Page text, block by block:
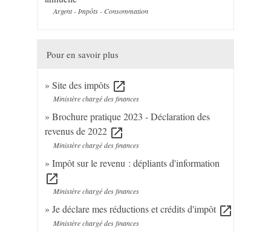
Argent - Impôts - Consommation
Pour en savoir plus
Site des impôts open_in_new
Ministère chargé des finances
Brochure pratique 2023 - Déclaration des
revenus de 2022 open_in_new
Ministère chargé des finances
Impôt sur le revenu : dépliants d'information
open_in_new
Ministère chargé des finances
Je déclare mes réductions et crédits d'impôt open_in_new
Ministère chargé des finances